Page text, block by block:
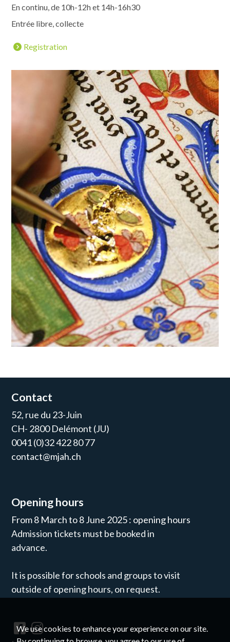
En continu, de 10h-12h et 14h-16h30
Entrée libre, collecte
Registration
Contact
52, rue du 23-Juin
CH- 2800 Delémont (JU)
0041 (0)32 422 80 77
contact@mjah.ch
Opening hours
From 8 March to 8 June 2025 : opening hours
Admission tickets must be booked in
advance.
It is possible for schools and groups to visit
outside of opening hours, on request.
We use cookies to enhance your experience on our site.